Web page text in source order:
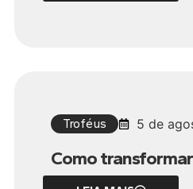
Troféus 5 de
Como